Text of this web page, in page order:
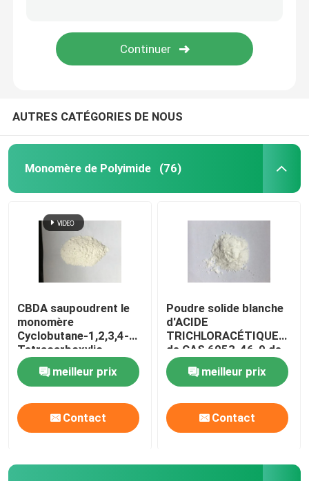
AUTRES CATÉGORIES DE NOUS
Monomère de Polyimide (76)
CBDA saupoudrent le
monomère
Cyclobutane-1,2,3,4-
Tetracarboxylic
Dianhydride de
Polyimide de CAS
4415-87-6
meilleur prix
Contact
Poudre solide blanche
d'ACIDE
TRICHLORACÉTIQUE
de CAS 6053-46-9 de
monomère de
Polyimide de la minute
99% de pureté
meilleur prix
Contact